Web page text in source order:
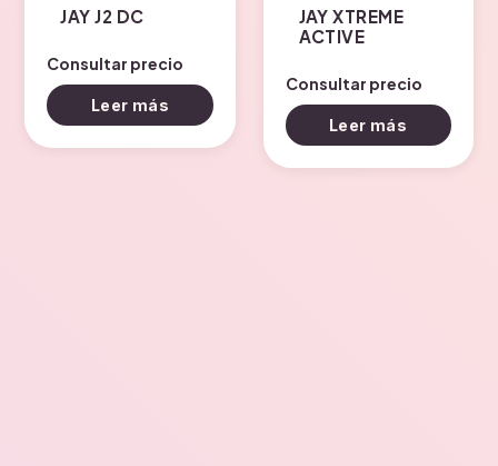
JAY J2 DC
Consultar precio
Leer más
JAY XTREME
ACTIVE
Consultar precio
Leer más